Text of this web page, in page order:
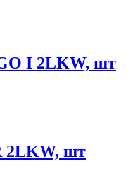
I 2LKW, шт
2LKW, шт